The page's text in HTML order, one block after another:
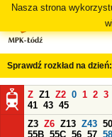
Nasza strona
Sprawdź rozkład na dzień:
Z Z1 Z2 0 1 2 3
41 43 45
Z3 Z6 Z13 Z43
55B 55C 56 57